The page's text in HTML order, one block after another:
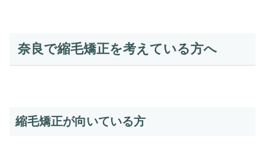
奈良で縮毛矯正を考えている方へ
縮毛矯正が向いている方